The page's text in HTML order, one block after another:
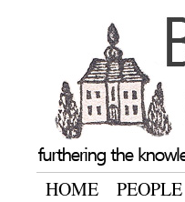
HOME PEOPLE